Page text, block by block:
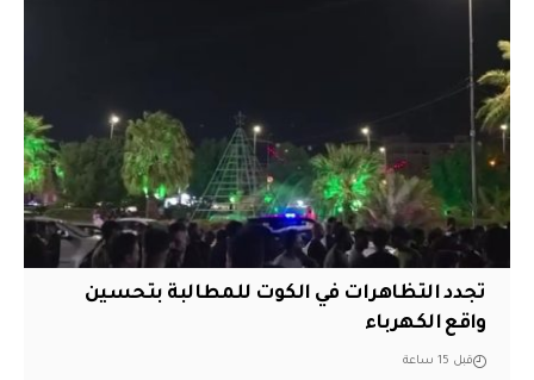
تجدد التظاهرات في الكوت للمطالبة بتحسين
واقع الكهرباء
قبل 15 ساعة